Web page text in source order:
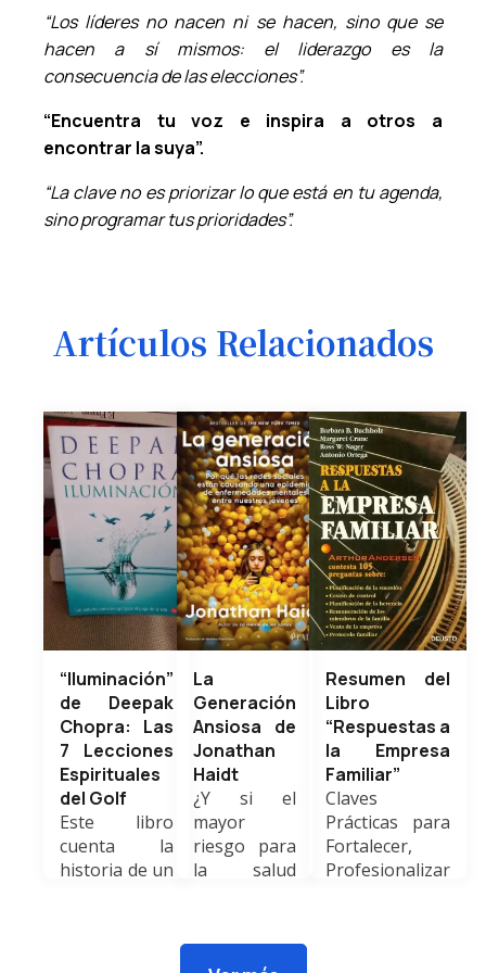
“Los líderes no nacen ni se hacen, sino que se
hacen a sí mismos: el liderazgo es la
consecuencia de las elecciones”.
“Encuentra tu voz e inspira a otros a
encontrar la suya”.
“La clave no es priorizar lo que está en tu agenda,
sino programar tus prioridades”.
Artículos Relacionados
“Iluminación”
de Deepak
Chopra: Las
7 Lecciones
Espirituales
del Golf
Este libro
cuenta la
historia de un
La
Generación
Ansiosa de
Jonathan
Haidt
¿Y si el
mayor
riesgo para
la salud
hijos
estuviera en
Resumen del
Libro
“Respuestas a
la Empresa
Familiar”
Claves
Prácticas para
Fortalecer,
Profesionalizar